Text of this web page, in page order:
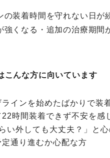
の装着時間を守れない日
強くなる・追加の治療期間
こんな方に向いています
ラインを始めたばかりで装
時間装着できず不安を感
い外しても大丈夫？」と
通り進むか心配な方